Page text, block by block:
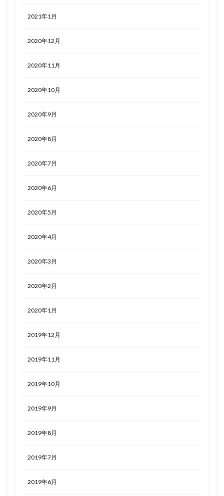
2021年1月
2020年12月
2020年11月
2020年10月
2020年9月
2020年8月
2020年7月
2020年6月
2020年5月
2020年4月
2020年3月
2020年2月
2020年1月
2019年12月
2019年11月
2019年10月
2019年9月
2019年8月
2019年7月
2019年6月